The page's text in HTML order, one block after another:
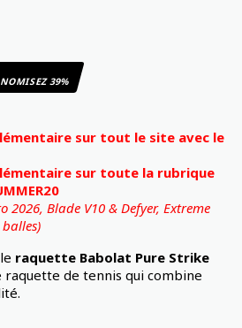
39%
sur tout le site avec le
sur toute la rubrique
2026, Blade V10 & Defyer, Extreme
raquette Babolat Pure Strike
raquette de tennis qui combine